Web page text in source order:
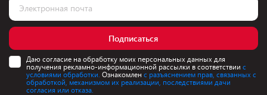
Подписаться
Даю согласие на обработку моих персональных данных для
получения рекламно-информационной рассылки в соответствии с
условиями обработки. Ознакомлен с разъяснением прав, связанных с
обработкой, механизмом их реализации, последствиями дачи
согласия или отказа.